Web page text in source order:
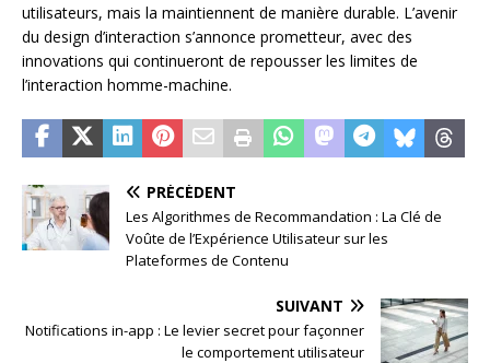
utilisateurs, mais la maintiennent de manière durable. L’avenir
du design d’interaction s’annonce prometteur, avec des
innovations qui continueront de repousser les limites de
l’interaction homme-machine.
PRÉCÉDENT
Les Algorithmes de Recommandation : La Clé de
Voûte de l’Expérience Utilisateur sur les
Plateformes de Contenu
SUIVANT
Notifications in-app : Le levier secret pour façonner
le comportement utilisateur